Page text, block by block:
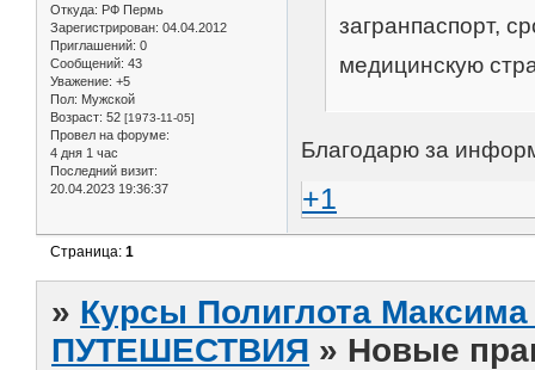
Откуда: РФ Пермь
Зарегистрирован: 04.04.2012
Приглашений: 0
Сообщений: 43
Уважение: +5
Пол: Мужской
Возраст: 52 [1973-11-05]
Провел на форуме:
4 дня 1 час
Последний визит:
20.04.2023 19:36:37
загранпаспорт,
медицинскую
Благодарю за
+1
Страница:1
» Курсы Полиглота
ПУТЕШЕСТВИЯ » Новые